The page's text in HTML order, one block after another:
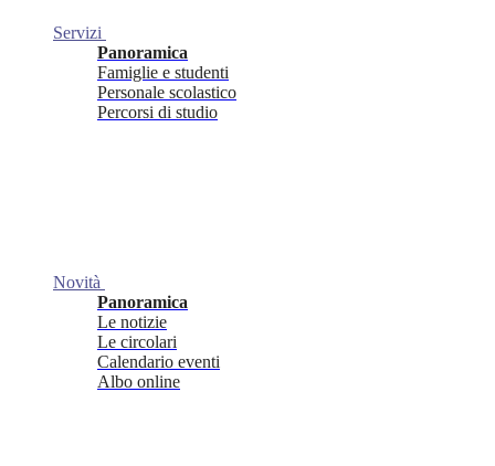
Servizi
Panoramica
Famiglie e studenti
Personale scolastico
Percorsi di studio
Novità
Panoramica
Le notizie
Le circolari
Calendario eventi
Albo online